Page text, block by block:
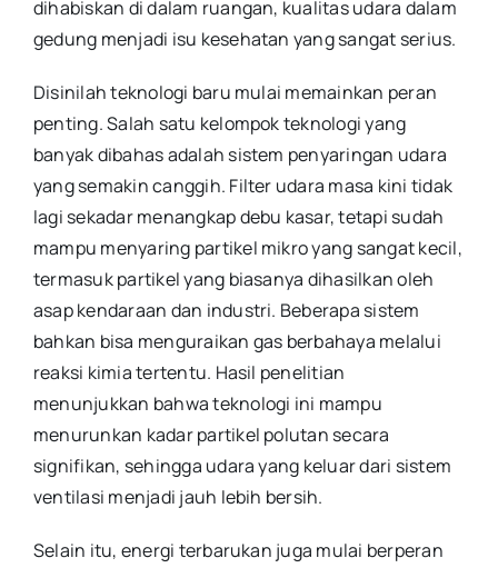
dihabiskan di dalam ruangan, kualitas udara dalam
gedung menjadi isu kesehatan yang sangat serius.
Disinilah teknologi baru mulai memainkan peran
penting. Salah satu kelompok teknologi yang
banyak dibahas adalah sistem penyaringan udara
yang semakin canggih. Filter udara masa kini tidak
lagi sekadar menangkap debu kasar, tetapi sudah
mampu menyaring partikel mikro yang sangat kecil,
termasuk partikel yang biasanya dihasilkan oleh
asap kendaraan dan industri. Beberapa sistem
bahkan bisa menguraikan gas berbahaya melalui
reaksi kimia tertentu. Hasil penelitian
menunjukkan bahwa teknologi ini mampu
menurunkan kadar partikel polutan secara
signifikan, sehingga udara yang keluar dari sistem
ventilasi menjadi jauh lebih bersih.
Selain itu, energi terbarukan juga mulai berperan